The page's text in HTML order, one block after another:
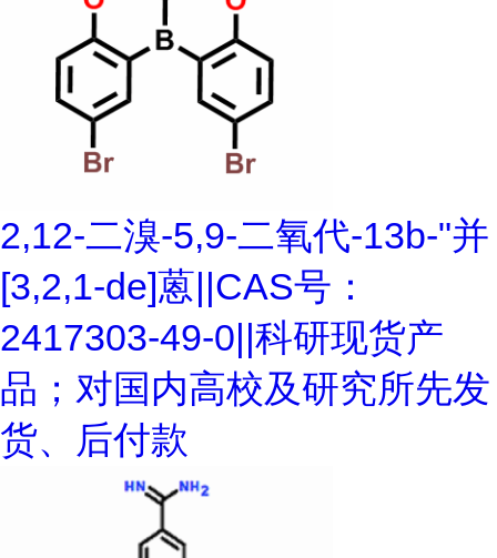
2,12-二溴-5,9-二氧代-13b-"并
[3,2,1-de]蒽||CAS号：
2417303-49-0||科研现货产
品；对国内高校及研究所先发
货、后付款